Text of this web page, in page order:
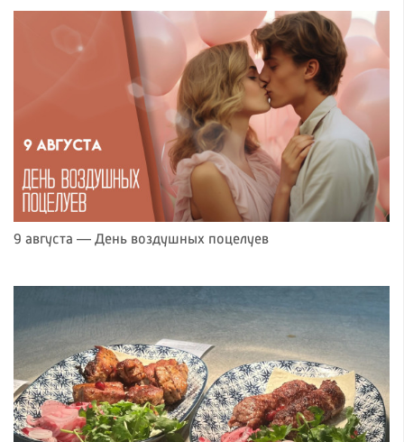
9 августа — День воздушных поцелуев